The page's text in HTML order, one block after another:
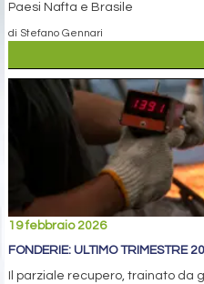
Paesi Nafta e Brasile
di Stefano Gennari
19 febbraio 2026
FONDERIE: ULTIMO TRIMESTRE
Il parziale recupero, trainato da